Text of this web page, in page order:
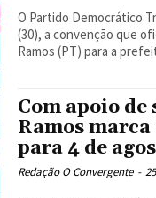
O Partido Democrático
(30), a convenção que
Ramos (PT) para a
Com apoio
Ramos
para 4 de
Redação O Convergente -